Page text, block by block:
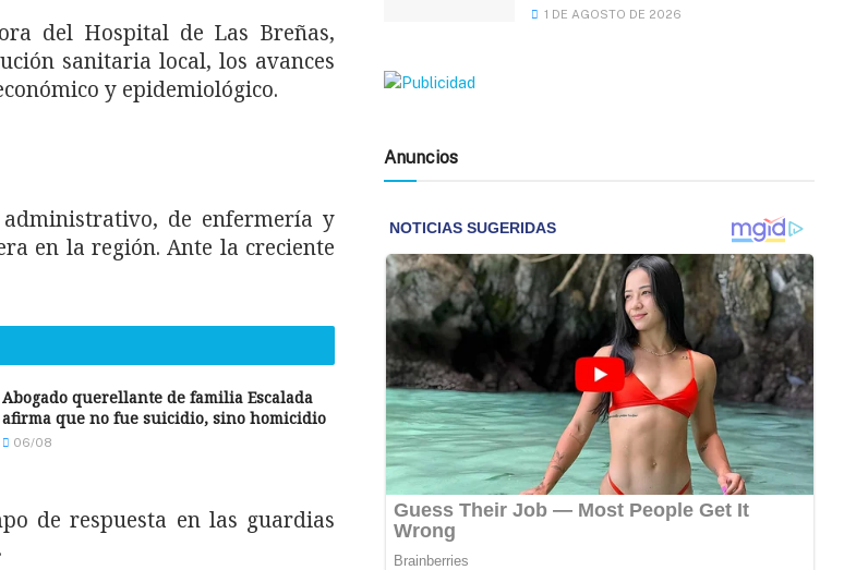
del Hospital de Las Breñas,
sanitaria local, los avances
y epidemiológico.
de enfermería y
en la región. Ante la creciente
Abogado querellante de familia Escalada
afirma que no fue suicidio, sino homicidio
06/08
de respuesta en las guardias
1 DE AGOSTO DE 2026
Anuncios